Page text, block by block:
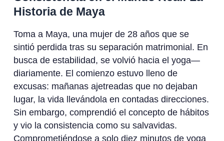
Historia de Maya
Toma a Maya, una mujer de 28 años que se
sintió perdida tras su separación matrimonial. En
busca de estabilidad, se volvió hacia el yoga—
diariamente. El comienzo estuvo lleno de
excusas: mañanas ajetreadas que no dejaban
lugar, la vida llevándola en contadas direcciones.
Sin embargo, comprendió el concepto de hábitos
y vio la consistencia como su salvavidas.
Comprometiéndose a solo diez minutos de yoga